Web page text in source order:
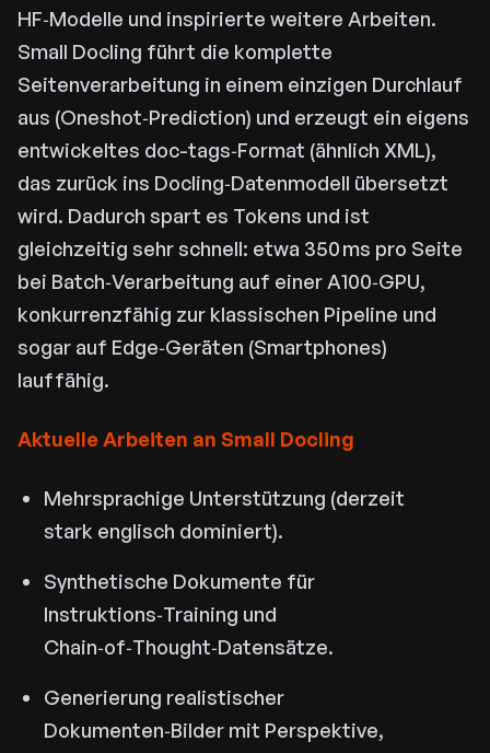
HF‑Modelle und inspirierte weitere Arbeiten.
Small Docling führt die komplette
Seitenverarbeitung in einem einzigen Durchlauf
aus (Oneshot‑Prediction) und erzeugt ein eigens
entwickeltes doc-tags‑Format (ähnlich XML),
das zurück ins Docling‑Datenmodell übersetzt
wird. Dadurch spart es Tokens und ist
gleichzeitig sehr schnell: etwa 350 ms pro Seite
bei Batch‑Verarbeitung auf einer A100‑GPU,
konkurrenzfähig zur klassischen Pipeline und
sogar auf Edge‑Geräten (Smartphones)
lauffähig.
Aktuelle Arbeiten an Small Docling
Mehrsprachige Unterstützung (derzeit
stark englisch dominiert).
Synthetische Dokumente für
Instruktions‑Training und
Chain‑of‑Thought‑Datensätze.
Generierung realistischer
Dokumenten‑Bilder mit Perspektive,